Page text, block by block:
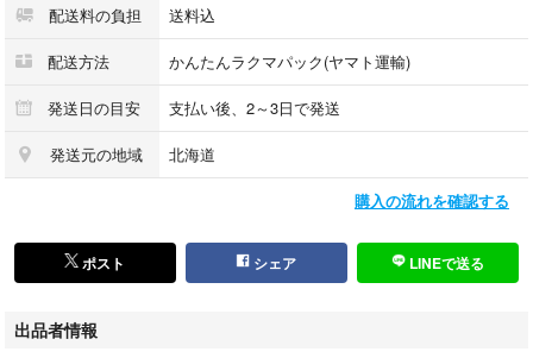
（※素人採寸のため、多少の誤差はご容赦ください）
■ 商品の状態
色落ちやアタリもほとんど出ていない、インディゴが真っ紺に残る【極美
品】レベルのコンディションです。裾上げの有無は実測サイズ（股下）に
てご判断ください。長く愛用してヴィンテージに育てていける状態です。
#Levis #リーバイス #LVC #701 #マリリンモンロー #BIGE #ビッグE #赤
耳 #セルビッジ #ハイウエストデニム #ヴィンテージ復刻 #濃紺デニム #ワ
配送料の負担 送料込
配送方法 かんたんラクマパック(ヤマト運輸)
発送日の目安 支払い後、2～3日で発送
発送元の地域 北海道
購入の流れを確認する
ポスト シェア LINEで送る
出品者情報